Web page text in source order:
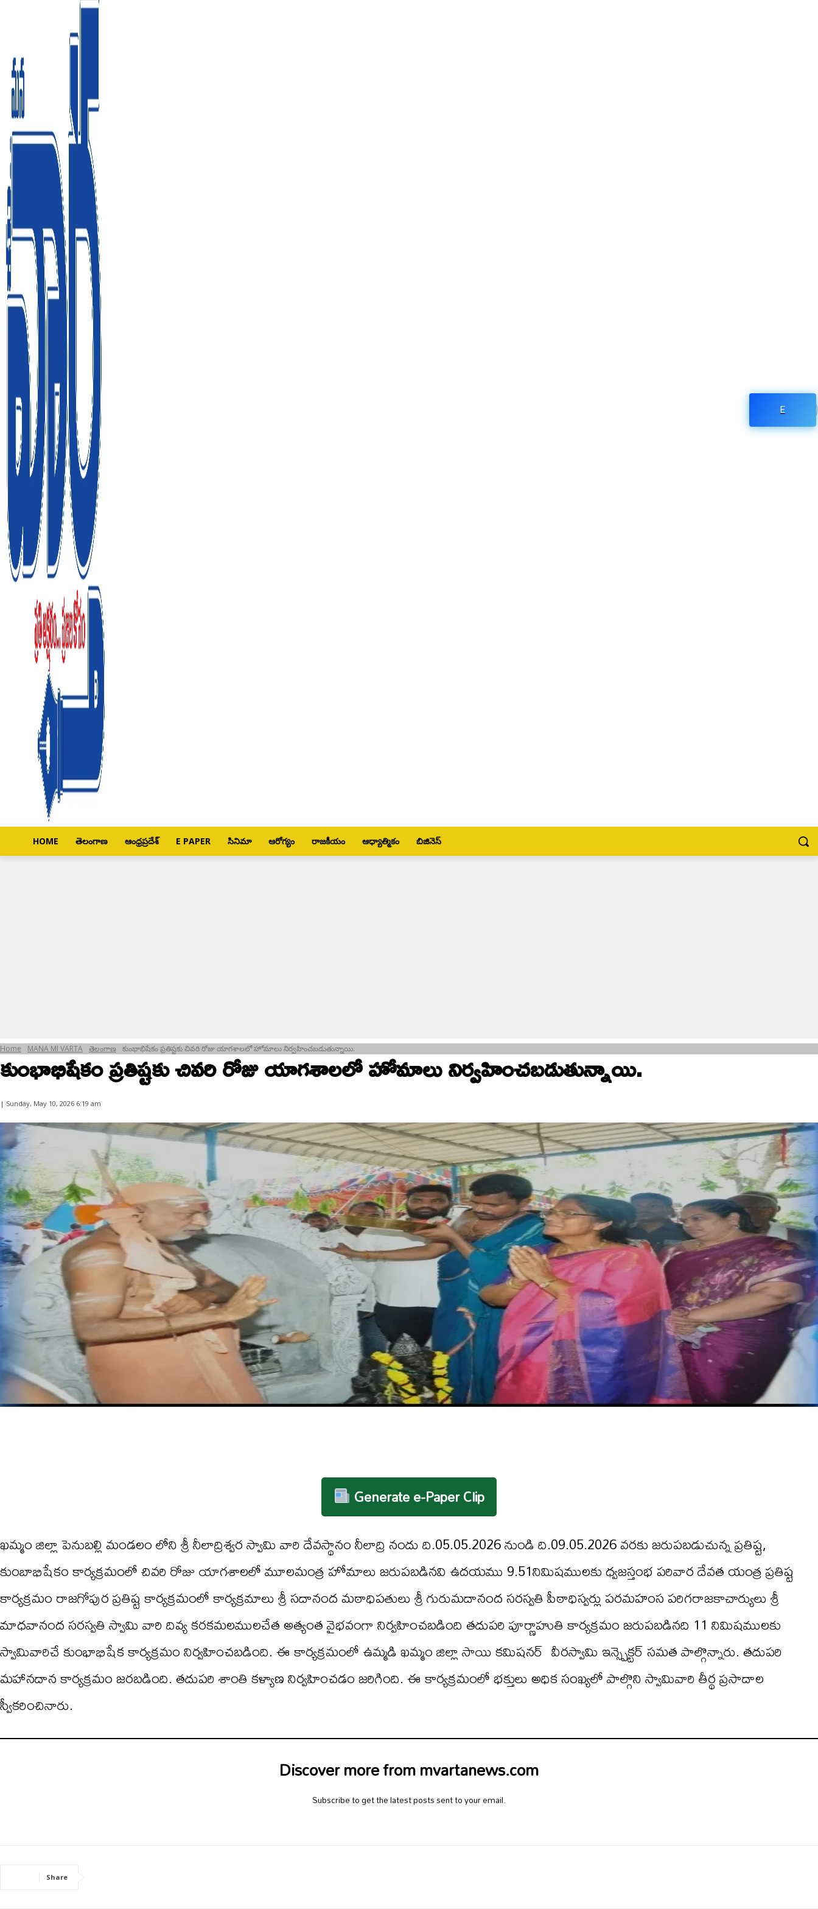
E
HOME తెలంగాణ ఆంధ్రప్రదేశ్ E PAPER సినిమా ఆరోగ్యం రాజకీయం ఆధ్యాత్మికం బిజినెస్
Home MANA MI VARTA తెలంగాణ కుంభాభిషేకం ప్రతిష్టకు చివరి రోజు యాగశాలలో హోమాలు నిర్వహించబడుతున్నాయి.
కుంభాభిషేకం ప్రతిష్టకు చివరి రోజు యాగశాలలో హోమాలు నిర్వహించబడుతున్నాయి.
| Sunday, May 10, 2026 6:19 am
Generate e-Paper Clip
ఖమ్మం జిల్లా పెనుబల్లి మండలం లోని శ్రీ నీలాద్రిశ్వర స్వామి వారి దేవస్థానం నీలాద్రి నందు ది.05.05.2026 నుండి ది.09.05.2026 వరకు జరుపబడుచున్న ప్రతిష్ట,
కుంబాభిషేకం కార్యక్రమంలో చివరి రోజు యాగశాలలో మూలమంత్ర హోమాలు జరుపబడినవి ఉదయము 9.51నిమిషములకు ధ్వజస్తంభ పరివార దేవత యంత్ర ప్రతిష్ట
కార్యక్రమం రాజగోపుర ప్రతిష్ట కార్యక్రమంలో కార్యక్రమాలు శ్రీ సదానంద మఠాధిపతులు శ్రీ గురుమదానంద సరస్వతి పీఠాధిస్వర్లు పరమహంస పరిగరాజకాచార్యులు శ్రీ
మాధవానంద సరస్వతి స్వామి వారి దివ్య కరకమలములచేత అత్యంత వైభవంగా నిర్వహించబడింది తదుపరి పూర్ణాహుతి కార్యక్రమం జరుపబడినది 11 నిమిషములకు
స్వామివారిచే కుంభాభిషేక కార్యక్రమం నిర్వహించబడింది. ఈ కార్యక్రమంలో ఉమ్మడి ఖమ్మం జిల్లా సాయి కమిషనర్ వీరస్వామి ఇన్స్పెక్టర్ సమత పాల్గొన్నారు. తదుపరి
మహానదాన కార్యక్రమం జరబడింది. తదుపరి శాంతి కళ్యాణ నిర్వహించడం జరిగింది. ఈ కార్యక్రమంలో భక్తులు అధిక సంఖ్యలో పాల్గొని స్వామివారి తీర్థ ప్రసాదాల
స్వీకరించినారు.
Discover more from mvartanews.com
Subscribe to get the latest posts sent to your email.
Share